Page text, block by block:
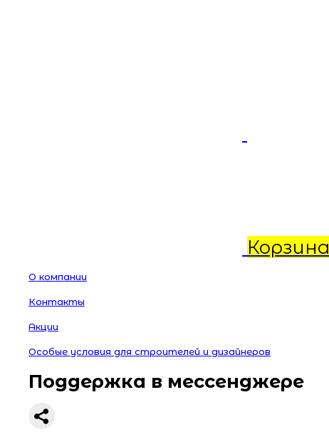
Корзина
О компании
Контакты
Акции
Особые условия для строителей и дизайнеров
Поддержка в мессенджере